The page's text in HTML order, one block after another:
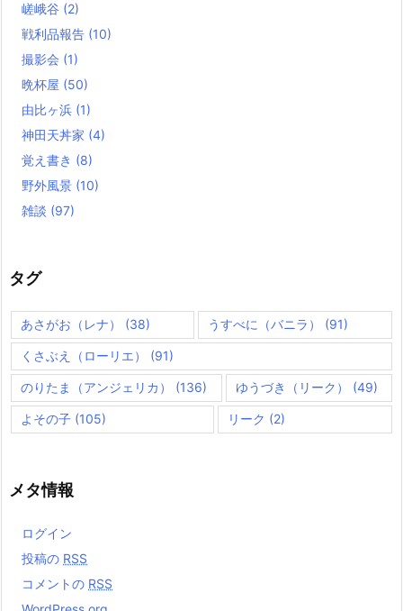
嵯峨谷 (2)
戦利品報告 (10)
撮影会 (1)
晩杯屋 (50)
由比ヶ浜 (1)
神田天丼家 (4)
覚え書き (8)
野外風景 (10)
雑談 (97)
タグ
あさがお（レナ） (38) うすべに（バニラ） (91)
くさぶえ（ローリエ） (91)
のりたま（アンジェリカ） (136) ゆうづき（リーク） (49)
よその子 (105) リーク (2)
メタ情報
ログイン
投稿の RSS
コメントの RSS